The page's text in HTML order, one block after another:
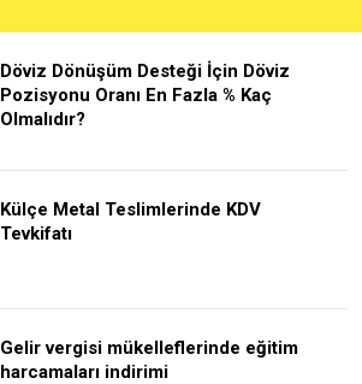
Döviz Dönüşüm Desteği İçin Döviz
Pozisyonu Oranı En Fazla % Kaç
Olmalıdır?
Külçe Metal Teslimlerinde KDV
Tevkifatı
Gelir vergisi mükelleflerinde eğitim
harcamaları indirimi